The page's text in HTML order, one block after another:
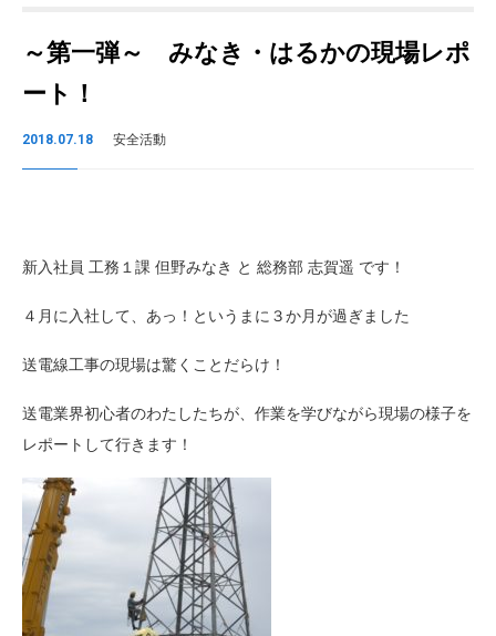
～第一弾～ みなき・はるかの現場レポ
ート！
2018.07.18 安全活動
新入社員 工務１課 但野みなき と 総務部 志賀遥 です！
４月に入社して、あっ！というまに３か月が過ぎました
送電線工事の現場は驚くことだらけ！
送電業界初心者のわたしたちが、作業を学びながら現場の様子を
レポートして行きます！